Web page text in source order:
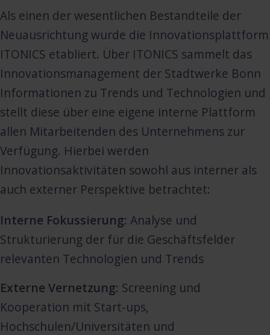
Als einen der wesentlichen Bestandteile der
Neuausrichtung wurde die Innovationsplattform
ITONICS etabliert. Über ITONICS sammelt das
Innovationsmanagement der Stadtwerke Bonn
Informationen zu Trends und Technologien und
stellt diese über eine eigene interne Plattform
allen Mitarbeitenden des Unternehmens zur
Verfügung. Hierbei werden
Innovationsaktivitäten sowohl aus interner als
auch externer Perspektive betrachtet:
Interne Fokussierung: Analyse und
Strukturierung der für die Geschäftsfelder
relevanten Technologien und Trends
Externe Vernetzung: Screening und
Kooperation mit Start-ups,
Hochschulen/Universitäten und